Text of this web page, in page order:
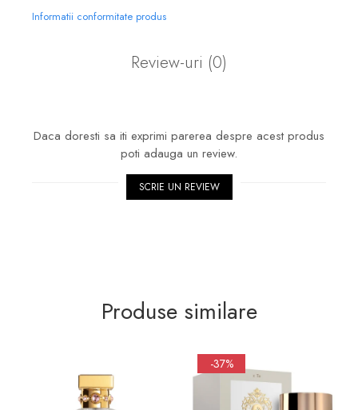
Informatii conformitate produs
Review-uri (0)
Daca doresti sa iti exprimi parerea despre acest produs
poti adauga un review.
SCRIE UN REVIEW
Produse similare
-37%